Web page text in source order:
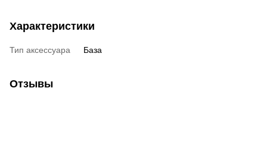
Характеристики
Тип аксессуара База
Отзывы